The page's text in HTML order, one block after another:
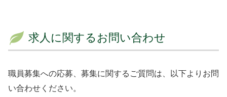
求人に関するお問い合わせ
職員募集への応募、募集に関するご質問は、以下よりお問
い合わせください。